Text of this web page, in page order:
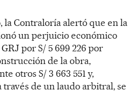
la Contraloría alertó que en la
un perjuicio económico
por S/ 5 699 226 por
de la obra,
otros S/ 3 663 551 y,
de un laudo arbitral, se